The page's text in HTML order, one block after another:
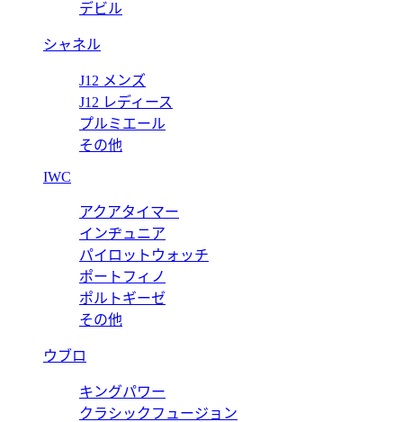
デビル
シャネル
J12 メンズ
J12 レディース
プルミエール
その他
IWC
アクアタイマー
インヂュニア
パイロットウォッチ
ポートフィノ
ポルトギーゼ
その他
ウブロ
キングパワー
クラシックフュージョン